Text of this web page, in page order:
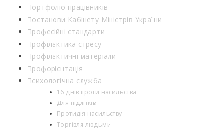
Портфоліо працівників
Постанови Кабінету Міністрів України
Професійні стандарти
Профілактика стресу
Профілактичні матеріали
Профорієнтація
Психологічна служба
16 днів проти насильства
Для підлітків
Протидія насильству
Торгівля людьми